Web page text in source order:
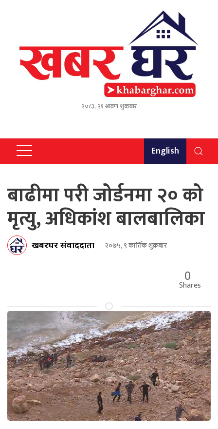
२०८३, २१ श्रावण शुक्रबार
English
बाढीमा परी जोर्डनमा २० को
मृत्यु, अधिकांश बालबालिका
खबरघर संवाददाता २०७५, ९ कार्तिक शुक्रबार
0
Shares